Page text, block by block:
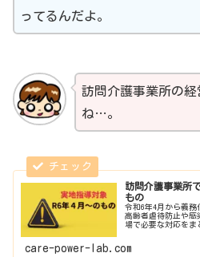
ってるんだよ。
訪問介護事業所の
ね…。
訪問介護事業所
もの
令和6年4月から義務
高齢者虐待防止や感
場で必要な対応をま
care-power-lab.com